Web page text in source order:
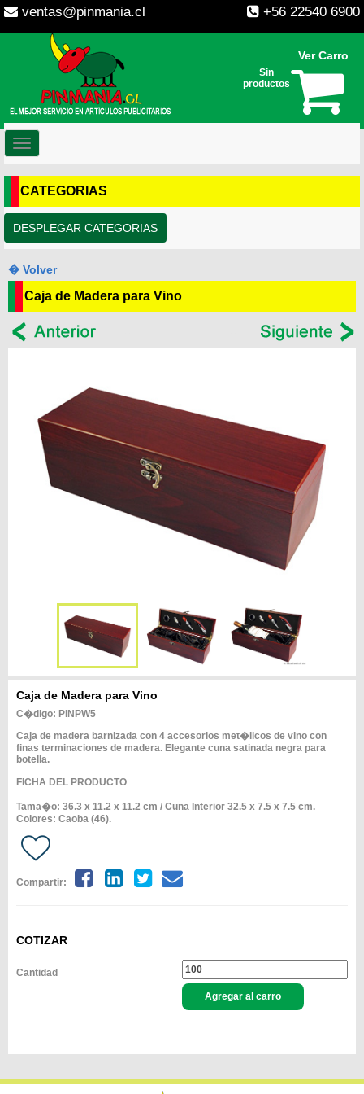
ventas@pinmania.cl +56 22540 6900
Ver Carro
Sin
productos
Toggle
navigation
CATEGORIAS
DESPLEGAR CATEGORIAS
� Volver
Caja de Madera para Vino
Caja de Madera para Vino
C�digo: PINPW5
Caja de madera barnizada con 4 accesorios met�licos de vino con
finas terminaciones de madera. Elegante cuna satinada negra para
botella.
FICHA DEL PRODUCTO
Tama�o: 36.3 x 11.2 x 11.2 cm / Cuna Interior 32.5 x 7.5 x 7.5 cm.
Colores: Caoba (46).
Compartir:
COTIZAR
Cantidad
Agregar al carro